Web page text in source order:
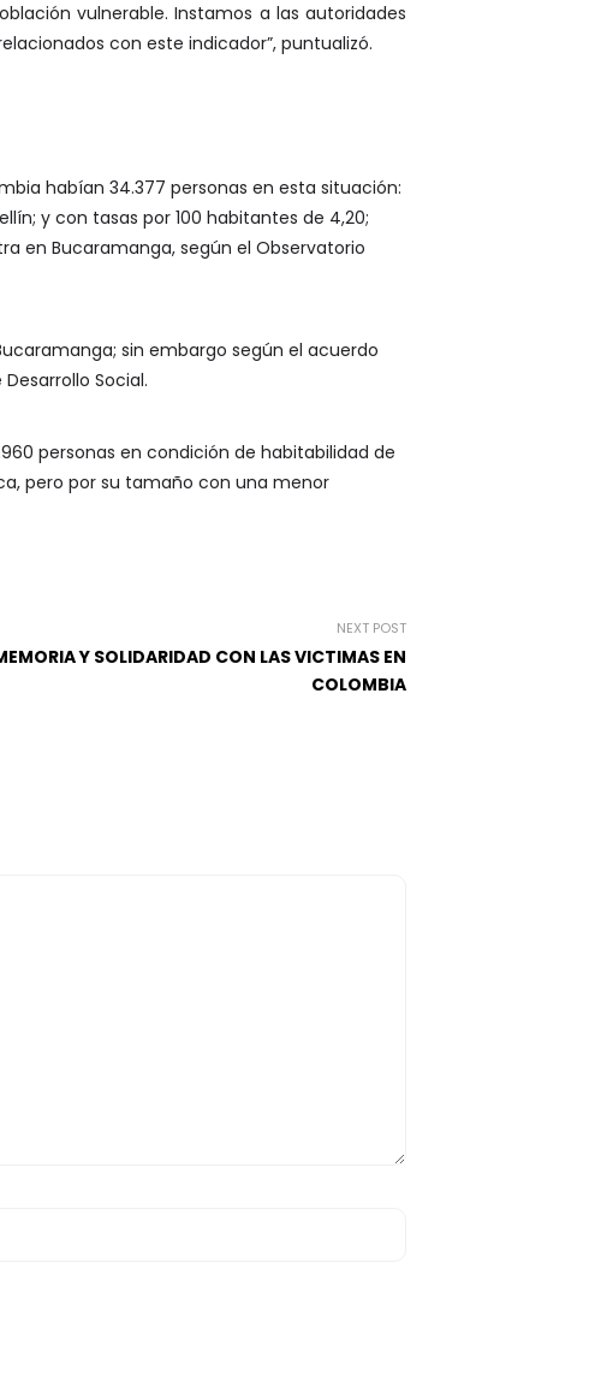
vulnerable. Instamos a las autoridades
con este indicador”, puntualizó.
habían 34.377 personas en esta situación:
y con tasas por 100 habitantes de 4,20;
en Bucaramanga, según el Observatorio
sin embargo según el acuerdo
Social.
personas en condición de habitabilidad de
pero por su tamaño con una menor
NEXT POST
Y SOLIDARIDAD CON LAS VICTIMAS EN
COLOMBIA